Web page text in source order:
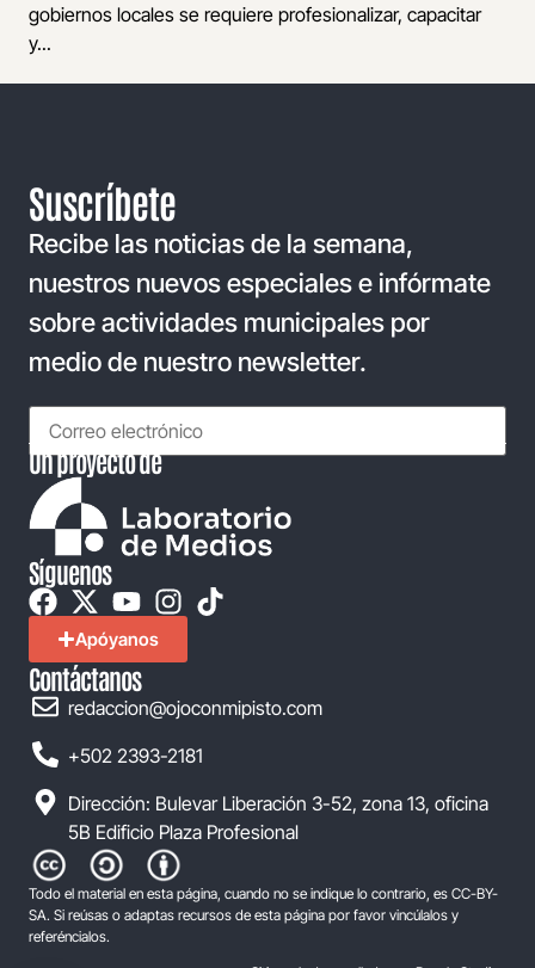
gobiernos locales se requiere profesionalizar, capacitar
y...
Suscríbete
Recibe las noticias de la semana,
nuestros nuevos especiales e infórmate
sobre actividades municipales por
medio de nuestro newsletter.
Un proyecto de
Síguenos
Apóyanos
Contáctanos
redaccion@ojoconmipisto.com
+502 2393-2181
Dirección: Bulevar Liberación 3-52, zona 13, oficina
5B Edificio Plaza Profesional
Todo el material en esta página, cuando no se indique lo contrario, es CC-BY-
SA. Si reúsas o adaptas recursos de esta página por favor vincúlalos y
referéncialos.